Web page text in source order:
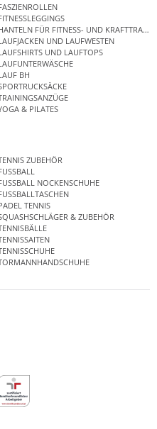
FÜR FITNESS- UND
UND LAUFWESTEN
UND LAUFTOPS
BH
& PILATES
ZUBEHÖR
NOCKENSCHUHE
TENNIS
& ZUBEHÖR